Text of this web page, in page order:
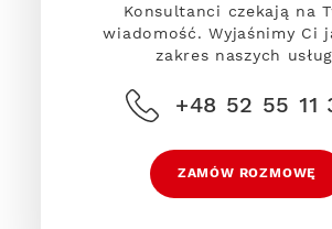
Konsultanci czekają na
wiadomość. Wyjaśnimy Ci
zakres naszych
+48 52 55 11
ZAMÓW ROZMOWĘ